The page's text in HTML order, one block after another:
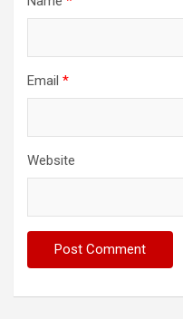
Email *
Website